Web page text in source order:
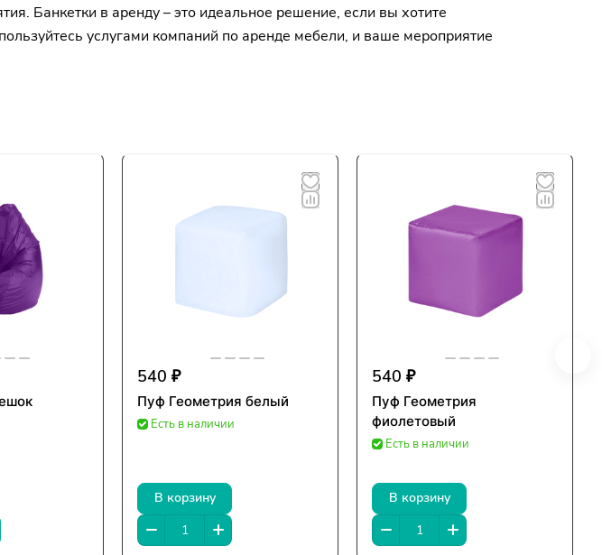
Банкетки в аренду – это идеальное решение, если вы хотите
услугами компаний по аренде мебели, и ваше мероприятие
540 ₽
Пуф Геометрия белый
Есть в наличии
В корзину
540 ₽
Пуф Геометрия
фиолетовый
Есть в наличии
В корзину